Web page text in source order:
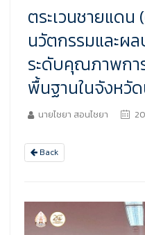
ตระเวนชายแดน
นวัตกรรมและผ
ระดับคุณภาพกา
พื้นฐานในจังหวั
นายไชยา สอนไชยา
Back